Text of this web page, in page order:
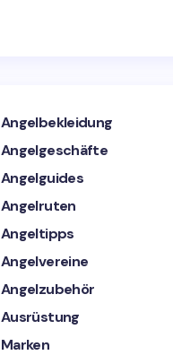
Angelbekleidung
Angelgeschäfte
Angelguides
Angelruten
Angeltipps
Angelvereine
Angelzubehör
Ausrüstung
Marken